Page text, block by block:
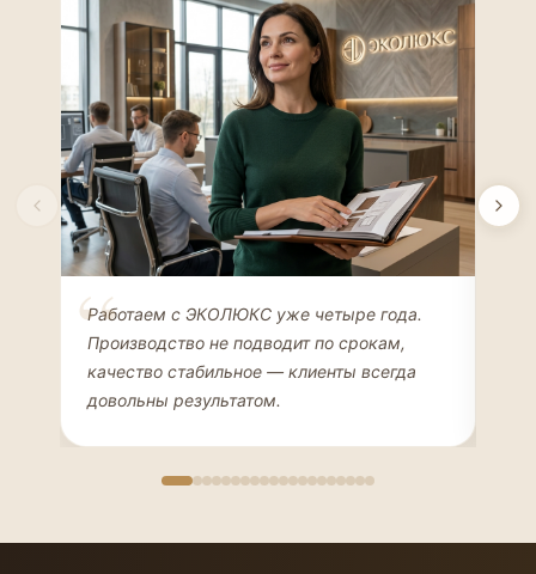
Елена Соколова
ДИЗАЙНЕР ИНТЕРЬЕРОВ
Работаем с ЭКОЛЮКС уже четыре года.
Производство не подводит по срокам,
качество стабильное — клиенты всегда
довольны результатом.